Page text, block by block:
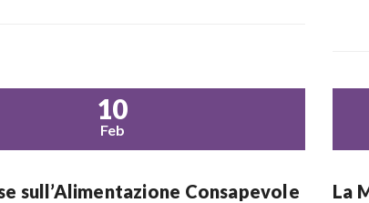
10
Feb
sull’Alimentazione Consapevole
La